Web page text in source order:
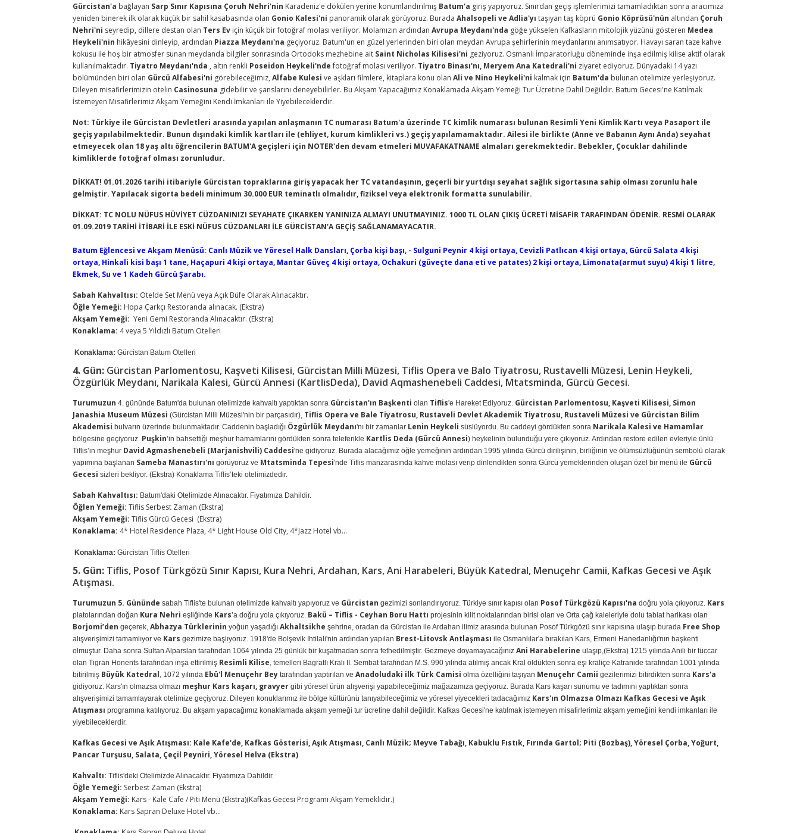
Gürcistan'a bağlayan Sarp Sınır Kapısına Çoruh Nehri'nin Karadeniz'e dökülen yerine konumlandırılmış Batum'a giriş yapıyoruz. Sınırdan geçiş işlemlerimizi tamamladıktan sonra aracımıza
yeniden binerek ilk olarak küçük bir sahil kasabasında olan Gonio Kalesi'ni panoramik olarak görüyoruz. Burada Ahalsopeli ve Adlia'yı taşıyan taş köprü Gonio Köprüsü'nün altından Çoruh
Nehri'ni seyredip, dillere destan olan Ters Ev için küçük bir fotoğraf molası veriliyor. Molamızın ardından Avrupa Meydanı'nda göğe yükselen Kafkasların mitolojik yüzünü gösteren Medea
Heykeli'nin hikâyesini dinleyip, ardından Piazza Meydanı'na geçiyoruz. Batum'un en güzel yerlerinden biri olan meydan Avrupa şehirlerinin meydanlarını anımsatıyor. Havayı saran taze kahve
kokusu ile hoş bir atmosfer sunan meydanda bilgiler sonrasında Ortodoks mezhebine ait Saint Nicholas Kilisesi'ni geziyoruz. Osmanlı İmparatorluğu döneminde inşa edilmiş kilise aktif olarak
kullanılmaktadır. Tiyatro Meydanı'nda , altın renkli Poseidon Heykeli'ndefotoğraf molası veriliyor. Tiyatro Binası'nı, Meryem Ana Katedrali'ni ziyaret ediyoruz. Dünyadaki 14 yazı
bölümünden biri olan Gürcü Alfabesi'ni görebileceğimiz, Alfabe Kulesi ve aşkları filmlere, kitaplara konu olan Ali ve Nino Heykeli'ni kalmak için Batum'da bulunan otelimize yerleşiyoruz.
Dileyen misafirlerimizin otelin Casinosuna gidebilir ve şanslarını deneyebilirler. Bu Akşam Yapacağımız Konaklamada Akşam Yemeği Tur Ücretine Dahil Değildir. Batum Gecesi'ne Katılmak
İstemeyen Misafirlerimiz Akşam Yemeğini Kendi İmkanları ile Yiyebileceklerdir.
Not: Türkiye ile Gürcistan Devletleri arasında yapılan anlaşmanın TC numarası Batum'a üzerinde TC kimlik numarası bulunan Resimli Yeni Kimlik Kartı veya Pasaport ile
geçiş yapılabilmektedir. Bunun dışındaki kimlik kartları ile (ehliyet, kurum kimlikleri vs.) geçiş yapılamamaktadır. Ailesi ile birlikte (Anne ve Babanın Aynı Anda) seyahat
etmeyecek olan 18 yaş altı öğrencilerin BATUM'A geçişleri için NOTER'den devam etmeleri MUVAFAKATNAME almaları gerekmektedir. Bebekler, Çocuklar dahilinde
kimliklerde fotoğraf olması zorunludur.
DİKKAT! 01.01.2026 tarihi itibariyle Gürcistan topraklarına giriş yapacak her TC vatandaşının, geçerli bir yurtdışı seyahat sağlık sigortasına sahip olması zorunlu hale
gelmiştir. Yapılacak sigorta bedeli minimum 30.000 EUR teminatlı olmalıdır, fiziksel veya elektronik formatta sunulabilir.
DİKKAT: TC NOLU NÜFUS HÜVİYET CÜZDANINIZI SEYAHATE ÇIKARKEN YANINIZA ALMAYI UNUTMAYINIZ. 1000 TL OLAN ÇIKIŞ ÜCRETİ MİSAFİR TARAFINDAN ÖDENİR. RESMİ OLARAK
01.09.2019 TARİHİ İTİBARİ İLE ESKİ NÜFUS CÜZDANLARI İLE GÜRCİSTAN'A GEÇİŞ SAĞLANAMAYACATIR.
Batum Eğlencesi ve Akşam Menüsü: Canlı Müzik ve Yöresel Halk Dansları, Çorba kişi başı, - Sulguni Peynir 4 kişi ortaya, Cevizli Patlıcan 4 kişi ortaya, Gürcü Salata 4 kişi
ortaya, Hinkali kisi başı 1 tane, Haçapuri 4 kişi ortaya, Mantar Güveç 4 kişi ortaya, Ochakuri (güveçte dana eti ve patates) 2 kişi ortaya, Limonata(armut suyu) 4 kişi 1 litre,
Ekmek, Su ve 1 Kadeh Gürcü Şarabı.
Sabah Kahvaltısı: Otelde Set Menü veya Açık Büfe Olarak Alınacaktır.
Öğle Yemeği: Hopa Çarkçı Restoranda alınacak. (Ekstra)
Akşam Yemeği: Yeni Gemi Restoranda Alınacaktır. (Ekstra)
Konaklama: 4 veya 5 Yıldızlı Batum Otelleri
Konaklama: Gürcistan Batum Otelleri
4. Gün: Gürcistan Parlomentosu, Kaşveti Kilisesi, Gürcistan Milli Müzesi, Tiflis Opera ve Balo Tiyatrosu, Rustavelli Müzesi, Lenin Heykeli,
Özgürlük Meydanı, Narikala Kalesi, Gürcü Annesi (KartlisDeda), David Aqmashenebeli Caddesi, Mtatsminda, Gürcü Gecesi.
Turumuzun 4. gününde Batum'da bulunan otelimizde kahvaltı yaptıktan sonra Gürcistan'ın Başkenti olan Tiflis'e Hareket Ediyoruz. Gürcistan Parlomentosu, Kaşveti Kilisesi, Simon
Janashia Museum Müzesi (Gürcistan Milli Müzesi'nin bir parçasıdır), Tiflis Opera ve Bale Tiyatrosu, Rustaveli Devlet Akademik Tiyatrosu, Rustaveli Müzesi ve Gürcistan Bilim
Akademisi bulvarın üzerinde bulunmaktadır. Caddenin başladığı Özgürlük Meydanı'nı bir zamanlar Lenin Heykeli süslüyordu. Bu caddeyi gördükten sonra Narikala Kalesi ve Hamamlar
bölgesine geçiyoruz. Puşkin’in bahsettiği meşhur hamamlarını gördükten sonra teleferikle Kartlis Deda (Gürcü Annesi) heykelinin bulunduğu yere çıkıyoruz. Ardından restore edilen evleriyle ünlü
Tiflis’in meşhur David Agmashenebeli (Marjanishvili) Caddesi'ne gidiyoruz. Burada alacağımız öğle yemeğinin ardından 1995 yılında Gürcü dirilişinin, birliğinin ve ölümsüzlüğünün sembolü olarak
yapımına başlanan Sameba Manastırı'nı görüyoruz ve Mtatsminda Tepesi'nde Tiflis manzarasında kahve molası verip dinlendikten sonra Gürcü yemeklerinden oluşan özel bir menü ile Gürcü
Gecesi sizleri bekliyor. (Ekstra) Konaklama Tiflis’teki otelimizdedir.
Sabah Kahvaltısı: Batum'daki Otelimizde Alınacaktır. Fiyatımıza Dahildir.
Öğlen Yemeği: Tiflis Serbest Zaman (Ekstra)
Akşam Yemeği: Tiflis Gürcü Gecesi (Ekstra)
Konaklama: 4* Hotel Residence Plaza, 4* Light House Old City, 4*Jazz Hotel vb...
Konaklama: Gürcistan Tiflis Otelleri
5. Gün: Tiflis, Posof Türkgözü Sınır Kapısı, Kura Nehri, Ardahan, Kars, Ani Harabeleri, Büyük Katedral, Menuçehr Camii, Kafkas Gecesi ve Aşık
Atışması.
Turumuzun 5. Gününde sabah Tiflis'te bulunan otelimizde kahvaltı yapıyoruz ve Gürcistan gezimizi sonlandırıyoruz. Türkiye sınır kapısı olan Posof Türkgözü Kapısı'na doğru yola çıkıyoruz. Kars
platolarından doğan Kura Nehri eşliğinde Kars’a doğru yola çıkıyoruz. Bakü – Tiflis - Ceyhan Boru Hattı projesinin kilit noktalarından birisi olan ve Orta çağ kaleleriyle dolu tabiat harikası olan
Borjomi’den geçerek, Abhazya Türklerinin yoğun yaşadığı Akhaltsikhe şehrine, oradan da Gürcistan ile Ardahan ilimiz arasında bulunan Posof Türkgözü sınır kapısına ulaşıp burada Free Shop
alışverişimizi tamamlıyor ve Kars gezimize başlıyoruz. 1918'de Bolşevik İhtilali'nin ardından yapılan Brest-Litovsk Antlaşması ile Osmanlılar'a bırakılan Kars, Ermeni Hanedanlığı'nın başkenti
olmuştur. Daha sonra Sultan Alparslan tarafından 1064 yılında 25 günlük bir kuşatmadan sonra fethedilmiştir. Gezmeye doyamayacağınız Ani Harabelerine ulaşıp,(Ekstra) 1215 yılında Anili bir tüccar
olan Tigran Honents tarafından inşa ettirilmiş Resimli Kilise, temelleri Bagratlı Kralı II. Sembat tarafından M.S. 990 yılında atılmış ancak Kral öldükten sonra eşi kraliçe Katranide tarafından 1001 yılında
bitirilmiş Büyük Katedral, 1072 yılında Ebû'l Menuçehr Bey tarafından yaptırılan ve Anadoludaki ilk Türk Camisi olma özelliğini taşıyan Menuçehr Camii gezilerimizi bitirdikten sonra Kars'a
gidiyoruz. Kars'ın olmazsa olmazı meşhur Kars kaşarı, gravyer gibi yöresel ürün alışverişi yapabileceğimiz mağazamıza geçiyoruz. Burada Kars kaşarı sunumu ve tadımını yaptıktan sonra
alışverişimizi tamamlayarak otelimize geçiyoruz. Dileyen konuklarımız ile bölge kültürünü tanıyabileceğimiz ve yöresel yiyecekleri tadacağımız Kars'ın Olmazsa Olmazı Kafkas Gecesi ve Aşık
Atışması programına katılıyoruz. Bu akşam yapacağımız konaklamada akşam yemeği tur ücretine dahil değildir. Kafkas Gecesi'ne katılmak istemeyen misafirlerimiz akşam yemeğini kendi imkanları ile
yiyebileceklerdir.
Kafkas Gecesi ve Aşık Atışması: Kale Kafe'de, Kafkas Gösterisi, Aşık Atışması, Canlı Müzik; Meyve Tabağı, Kabuklu Fıstık, Fırında Gartol; Piti (Bozbaş), Yöresel Çorba, Yoğurt,
Pancar Turşusu, Salata, Çeçil Peyniri, Yöresel Helva (Ekstra)
Kahvaltı: Tiflis'deki Otelimizde Alınacaktır. Fiyatımıza Dahildir.
Öğle Yemeği: Serbest Zaman (Ekstra)
Akşam Yemeği: Kars - Kale Cafe / Piti Menü (Ekstra)(Kafkas Gecesi Programı Akşam Yemeklidir.)
Konaklama: Kars Sapran Deluxe Hotel vb...